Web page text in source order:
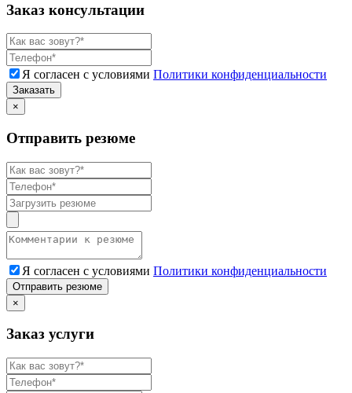
Заказ консультации
Я согласен с условиями Политики конфиденциальности
Заказать
×
Отправить резюме
Я согласен с условиями Политики конфиденциальности
Отправить резюме
×
Заказ услуги